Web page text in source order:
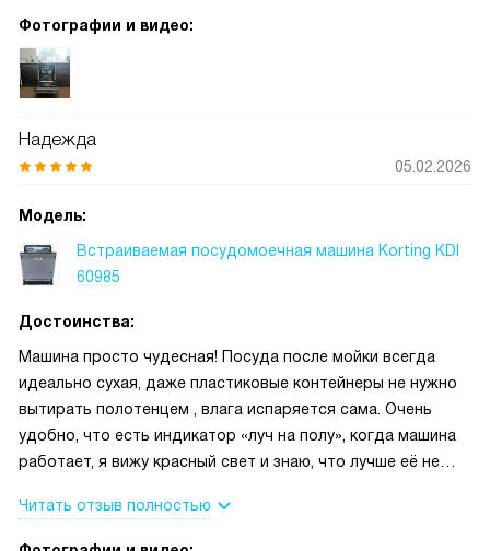
особенно пригодилась половинная загрузка: часто
ждать полного набора. Один раз после субботнего ужина
с друзьями я загрузила грязную сковороду и несколько
всё было как новое, хотя раньше приходилось тереть
ручками. Это реально экономит время и силы! Утром я
отсрочку, и к завтраку всё готово — никаких гор с
тарелками на столе. Прибор тихий, и гости, и ребёнок
спокойно спали, пока машинка работала, что для меня
лоток для приборов упрощают загрузку, а нержавеющая
камера внушает доверие при длительном использовании.
Дисплей и индикация соли/ополаскивателя понятны, есть
сигнал об окончании — удобно, если нужно быстро
освободить место. Была ситуация, когда забыл положить
ложки, но можно было быстро открыть и добавить без
спокойнее за дом. В целом я довольна покупкой и
рекомендую тем, кто хочет надёжный и простой в
Фотографии и видео:
Надежда
05.02.2026
Модель:
Встраиваемая посудомоечная машина Korting KDI
60985
Достоинства:
Машина просто чудесная! Посуда после мойки всегда
идеально сухая, даже пластиковые контейнеры не нужно
вытирать полотенцем , влага испаряется сама. Очень
удобно, что есть индикатор «луч на полу», когда машина
работает, я вижу красный свет и знаю, что лучше её не
очень приятная для скрытой встройки. Также порадовала
тихая работа и внутренняя LED-подсветка, наконец-то не
Читать отзыв полностью